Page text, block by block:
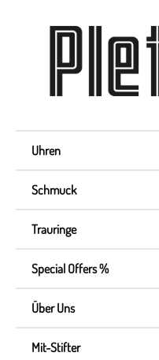
Uhren
Schmuck
Trauringe
Special Offers %
Über Uns
Mit-Stifter